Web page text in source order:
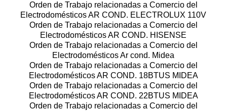
Orden de Trabajo relacionadas a Comercio del
Electrodomésticos AR COND. ELECTROLUX 110V
Orden de Trabajo relacionadas a Comercio del
Electrodomésticos AR COND. HISENSE
Orden de Trabajo relacionadas a Comercio del
Electrodomésticos Ar cond. Midea
Orden de Trabajo relacionadas a Comercio del
Electrodomésticos AR COND. 18BTUS MIDEA
Orden de Trabajo relacionadas a Comercio del
Electrodomésticos AR COND. 22BTUS MIDEA
Orden de Trabajo relacionadas a Comercio del